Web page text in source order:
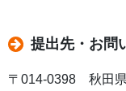
提出先・お問
〒014-0398 秋田